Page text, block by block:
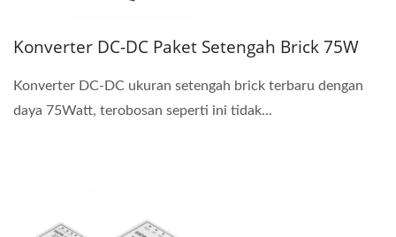
Konverter DC-DC Paket Setengah Brick 75W
Konverter DC-DC ukuran setengah brick terbaru dengan
daya 75Watt, terobosan seperti ini tidak...